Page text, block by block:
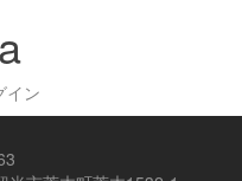
イン